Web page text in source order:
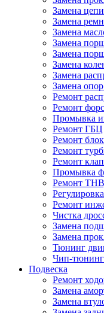
Замена
Замена
Замена
Замена
Замена
Замена
Замена
Замена
Ремонт
Ремонт
Промывка
Ремонт ГБЦ
Ремонт
Ремонт
Ремонт
Промывка
Ремонт
Ремонт
Чистка
Замена
Замена
Тюнинг
Чип-тюнинг
Подвеска
Ремонт
Замена
Замена